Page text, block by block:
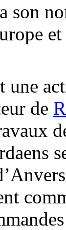
son
une
de